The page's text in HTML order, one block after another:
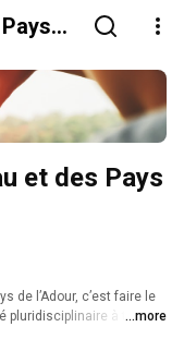
et des Pays
de l’Adour, c’est faire le
pluridisciplinaire à taille
...more